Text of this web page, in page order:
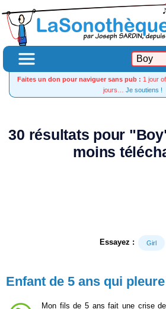
Faites un don pour naviguer sans pub : 1 jour
jours… Je soutiens !
30 résultats pour
moins
Essayez : Girl
Enfant de 5 ans qui pleure
Mon fils de 5 ans fait une crise